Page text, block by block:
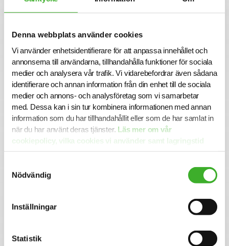
Denna webbplats använder cookies
Vi använder enhetsidentifierare för att anpassa innehållet och
annonserna till användarna, tillhandahålla funktioner för sociala
medier och analysera vår trafik. Vi vidarebefordrar även sådana
identifierare och annan information från din enhet till de sociala
medier och annons- och analysföretag som vi samarbetar
med. Dessa kan i sin tur kombinera informationen med annan
information som du har tillhandahållit eller som de har samlat in
när du har använt deras tjänster. Läs mer om vår
cookiepolicy, vilka cookies vi använder samt lagringstid
här.
Nödvändig
Inställningar
Statistik
Ansökan
För mer information om tjänsten är du välkommen att
kontakta ansvarig Talent Malin Lindqvist. Vi intervjuar
löpande och tjänsten kan komma att tillsättas innan
ansökningstiden har gått ut. Sista ansökningsdag är 2025-
09-18.
Varmt välkommen med din ansökan!
av en dedikerad organisation med kompetens att ge dig
perfekta förutsättningar att utvecklas både inom din
stora nätverk av intressanta företag och uppdragsgivare
och därmed en unik möjlighet att ta din karriär till nästa
Vi på SJR bryr oss om vår personal och tillsammans med